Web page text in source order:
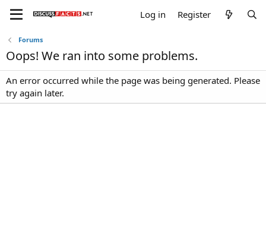
Log in Register
Forums
Oops! We ran into some problems.
An error occurred while the page was being generated. Please
try again later.